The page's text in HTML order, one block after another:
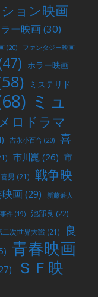
ョン映画
ー映画(30)
(20) ファンタジー映画
ホラー映画
ミステリド
ミュ
メロドラマ
吉永小百合 (20)
喜
市川崑 (26) 市
男 (21)
戦争映
画(29) 新藤兼人
件 (19) 池部良 (22)
二次世界大戦 (21)
良
青春映画
ＳＦ映